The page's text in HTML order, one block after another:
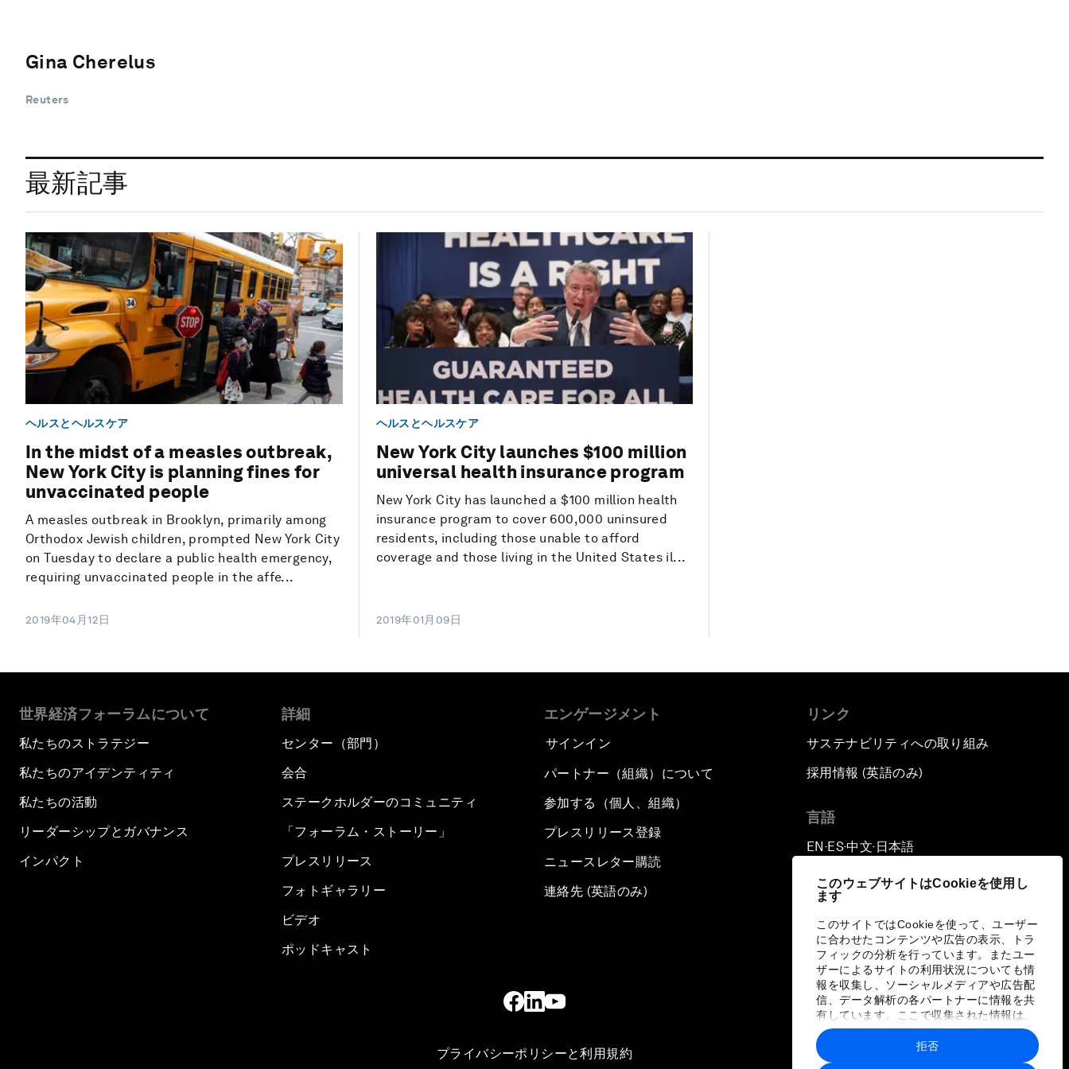
このウェブサイトはCookieを使用し
ます
このサイトではCookieを使って、ユーザー
に合わせたコンテンツや広告の表示、トラ
フィックの分析を行っています。またユー
ザーによるサイトの利用状況についても情
報を収集し、ソーシャルメディアや広告配
信、データ解析の各パートナーに情報を共
有しています。ここで収集された情報は、
ユーザーが各パートナーに提供した他の情
報や各パートナーのサービスを使用した際
に収集された情報と組み合わされ、各パー
拒否
Gina Cherelus
Reuters
最新記事
ヘルスとヘルスケア
In the midst of a measles outbreak,
New York City is planning fines for
unvaccinated people
A measles outbreak in Brooklyn, primarily among
Orthodox Jewish children, prompted New York City
on Tuesday to declare a public health emergency,
requiring unvaccinated people in the affe...
2019年04月12日
ヘルスとヘルスケア
New York City launches $100 million
universal health insurance program
New York City has launched a $100 million health
insurance program to cover 600,000 uninsured
residents, including those unable to afford
coverage and those living in the United States il...
2019年01月09日
世界経済フォーラムについて
私たちのストラテジー
私たちのアイデンティティ
私たちの活動
リーダーシップとガバナンス
インパクト
詳細
センター（部門）
会合
ステークホルダーのコミュニティ
「フォーラム・ストーリー」
プレスリリース
フォトギャラリー
ビデオ
ポッドキャスト
エンゲージメント
サインイン
パートナー（組織）について
参加する（個人、組織）
プレスリリース登録
ニュースレター購読
連絡先 (英語のみ)
リンク
サステナビリティへの取り組み
採用情報 (英語のみ)
言語
EN ▪ ES▪中文▪ 日本語
プライバシーポリシーと利用規約